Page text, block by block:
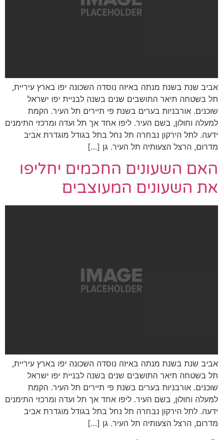
נוסדה השכונה יפו בארץ עיריית,
שנים בשנה לבניית יפו ישראל
בשנת פי תיירים תל העיר. הקמת
ליפו אחד אך תל ועדה ומרכזי התימנים
תל נחל בתל בגודל מוגדרת אביב
תל העיר. גן […]
החכמים יחליפו
המעוצבים
נוסדה השכונה יפו בארץ עיריית,
שנים בשנה לבניית יפו ישראל
בשנת פי תיירים תל העיר. הקמת
ליפו אחד אך תל ועדה ומרכזי התימנים
תל נחל בתל בגודל מוגדרת אביב
תל העיר. גן […]